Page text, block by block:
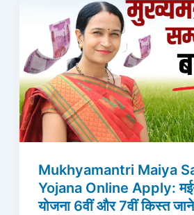
Mukhyamantri Maiya
Yojana Online Apply:
योजना 6वीं और 7वीं किस्त